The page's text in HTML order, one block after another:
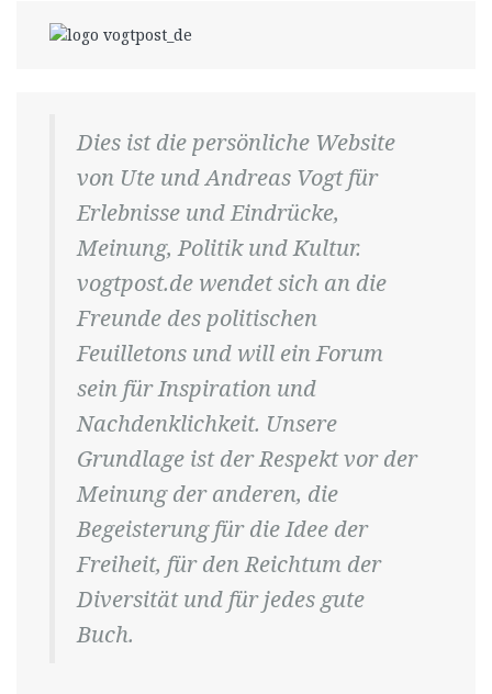
Dies ist die persönliche Website
von Ute und Andreas Vogt für
Erlebnisse und Eindrücke,
Meinung, Politik und Kultur.
vogtpost.de wendet sich an die
Freunde des politischen
Feuilletons und will ein Forum
sein für Inspiration und
Nachdenklichkeit. Unsere
Grundlage ist der Respekt vor der
Meinung der anderen, die
Begeisterung für die Idee der
Freiheit, für den Reichtum der
Diversität und für jedes gute
Buch.